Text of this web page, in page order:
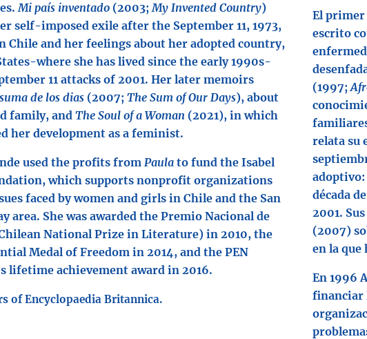
Mi país inventado (2003;My Invented Country)
self-imposed exile after the September 11, 1973,
Chile and her feelings about her adopted country,
where she has lived since the early 1990s-
11 attacks of 2001. Her later memoirs
de los dias (2007; The Sum of Our Days), about
family, and The Soul of a Woman (2021), in which
her development as a feminist.
used the profits from Paula to fund the Isabel
which supports nonprofit organizations
faced by women and girls in Chile and the San
area. She was awarded the Premio Nacional de
National Prize in Literature) in 2010, the
Medal of Freedom in 2014, and the PEN
lifetime achievement award in 2016.
of Encyclopaedia Britannica.
El primer
escrito
(1997;
relata su
adoptivo:
década
2001.
(2007)
en la que
En 1996
financiar